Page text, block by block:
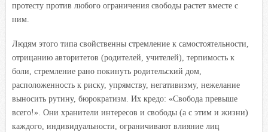
протесту против любого ограничения свободы растет вместе с
ним.
Людям этого типа свойственны стремление к самостоятельности,
отрицанию авторитетов (родителей, учителей), терпимость к
боли, стремление рано покинуть родительский дом,
расположенность к риску, упрямству, негативизму, нежелание
выносить рутину, бюрократизм. Их кредо: «Свобода превыше
всего!». Они хранители интересов и свободы (а с этим и жизни)
каждого, индивидуальности, ограничивают влияние лиц